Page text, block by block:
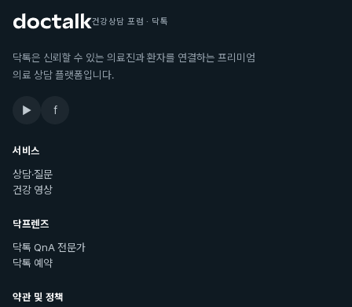
건강상담 포럼 · 닥톡
닥톡은 신뢰할 수 있는 의료진과 환자를 연결하는 프리미엄
의료 상담 플랫폼입니다.
▶ f
서비스
상담·질문
건강 영상
닥프렌즈
닥톡 QnA 전문가
닥톡 예약
약관 및 정책